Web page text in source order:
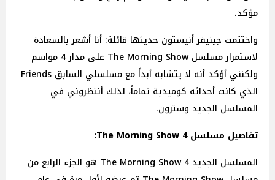
مؤكد.
واختتمت جينيفر أنيستون حديثها قائلة: أنا أشعر بالسعادة
لاستمرار مسلسل The Morning Show على مدار 4 مواسم
ولكنني أؤكد أنه لا يتشابه أبداً مع مسلسلي السابق Friends
الذي كانت أحداثه كوميدية تماماً، لذلك أنتظروني في
المسلسل الجديد وسترون.
تفاصيل مسلسل The Morning Show 4:
المسلسل الجديد The Morning Show 4 هو الجزء الرابع من